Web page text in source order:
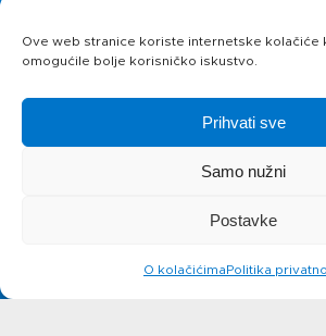
Ove web stranice koriste internetske kolačiće
omogućile bolje korisničko iskustvo.
Prihvati sve
Samo nužni
Postavke
O kolačićimaPolitika
Recepti
Priča o ABC